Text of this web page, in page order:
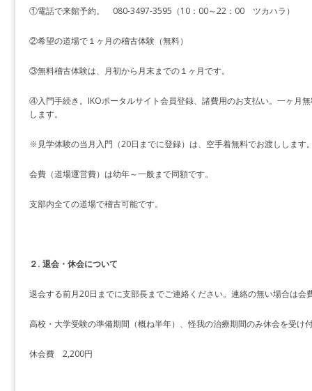
①電話で来館予約。 080-3497-3595（10：00～22：00 ツカハラ）
②希望の道場で１ヶ月の稽古体験（無料）
③無料稽古体験は、月初から月末までの１ヶ月です。
④入門手続き。IKOポータルサイト会員登録、諸費用のお支払い。一ヶ月
します。
※見学体験の当月入門（20日までに登録）は、空手着無料でお渡しします
会費（道場運営費）は幼年～一般まで同額です。
支部内全ての道場で稽古可能です。
２. 退会・休会について
退会する前月20日までに支部長までご連絡ください。連絡の無い場合は会
高校・大学受験の準備期間（概ね半年）、怪我の治療期間のみ休会を受け
休会費 2,200円